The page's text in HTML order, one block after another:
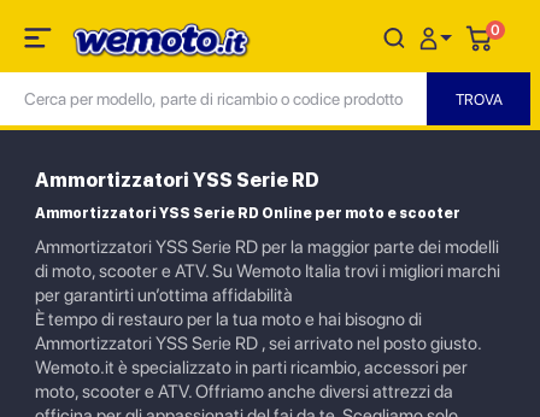
0
Ammortizzatori YSS Serie RD
Ammortizzatori YSS Serie RD Online per moto e scooter
Ammortizzatori YSS Serie RD per la maggior parte dei modelli
di moto, scooter e ATV. Su Wemoto Italia trovi i migliori marchi
per garantirti un’ottima affidabilità
È tempo di restauro per la tua moto e hai bisogno di
Ammortizzatori YSS Serie RD , sei arrivato nel posto giusto.
Wemoto.it è specializzato in parti ricambio, accessori per
moto, scooter e ATV. Offriamo anche diversi attrezzi da